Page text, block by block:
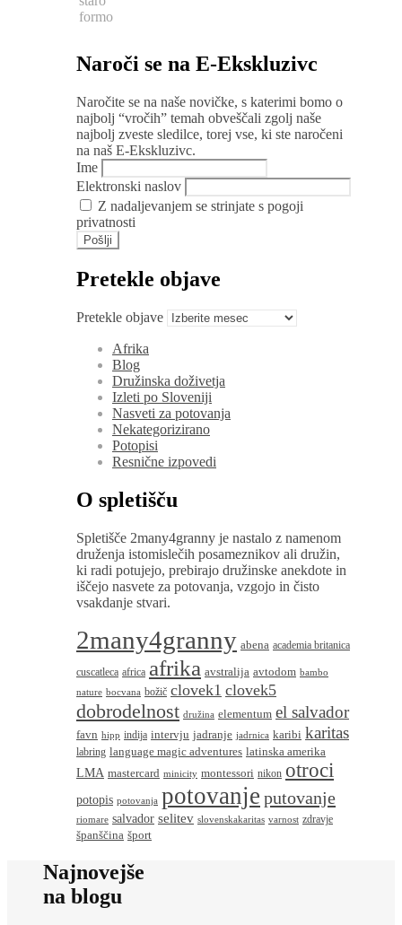
formo
Naroči se na E-Ekskluzivc
Naročite se na naše novičke, s katerimi bomo o
najbolj “vročih” temah obveščali zgolj naše
najbolj zveste sledilce, torej vse, ki ste naročeni
na naš E-Ekskluzivc.
Ime
Elektronski naslov
Z nadaljevanjem se strinjate s pogoji
privatnosti
Pretekle objave
Pretekle objave
Afrika
Blog
Družinska doživetja
Izleti po Sloveniji
Nasveti za potovanja
Nekategorizirano
Potopisi
Resnične izpovedi
O spletišču
Spletišče 2many4granny je nastalo z namenom
druženja istomislečih posameznikov ali družin,
ki radi potujejo, prebirajo družinske anekdote in
iščejo nasvete za potovanja, vzgojo in čisto
vsakdanje stvari.
2many4granny abena academia britanica
cuscatleca africa afrika avstralija avtodom bambo
nature bocvana božič clovek1 clovek5
dobrodelnost družina elementum el salvador
favn hipp indija intervju jadranje jadrnica karibi karitas
labring language magic adventures latinska amerika
LMA mastercard minicity montessori nikon otroci
potopis potovanja potovanje putovanje
riomare salvador selitev slovenskakaritas varnost zdravje
španščina šport
Najnovejše
na blogu